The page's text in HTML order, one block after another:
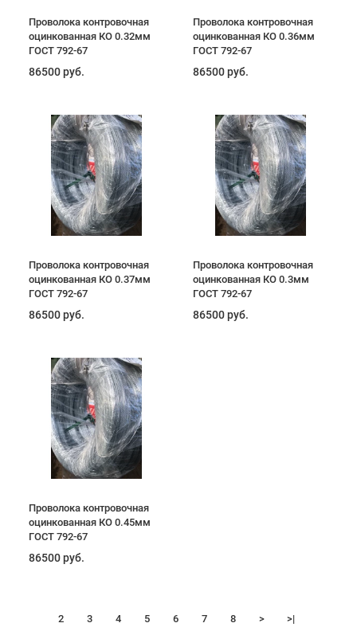
Проволока контровочная
оцинкованная КО 0.32мм
ГОСТ 792-67
86500 руб.
Проволока контровочная
оцинкованная КО 0.36мм
ГОСТ 792-67
86500 руб.
Проволока контровочная
оцинкованная КО 0.37мм
ГОСТ 792-67
86500 руб.
Проволока контровочная
оцинкованная КО 0.3мм
ГОСТ 792-67
86500 руб.
Проволока контровочная
оцинкованная КО 0.45мм
ГОСТ 792-67
86500 руб.
2 3 4 5 6 7 8 > >|